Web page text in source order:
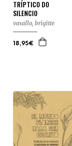
TRÍPTICO DO
SILENCIO
vasallo, brigitte
18,95€